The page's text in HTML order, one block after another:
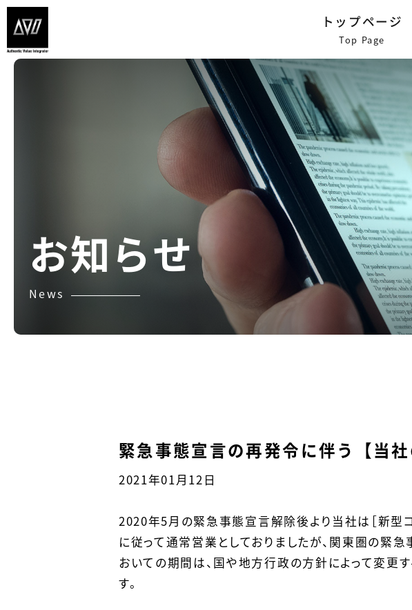
トップページ
Top Page
お知らせ
News
緊急事態宣言の再発令に伴う【当
2021年01月12日
2020年5月の緊急事態宣言解除後より当社は［新型
に従って通常営業としておりましたが、関東圏の緊
おいての期間は、国や地方行政の方針によって変更
す。